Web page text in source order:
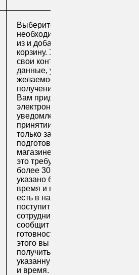
Выберите
необходимые товары
из и добавьте их в
корзину. Заполните
свои контактные
данные, укажите
желаемое время
получения заказа.
Вам придет по
электронной почте
уведомление о
принятии заказа. Как
только заказ
подготовят в
магазине (обычно на
это требуется не
более 30 минут, если
указано ближайшее
время и весь товар
есть в наличии), вам
поступит письмо от
сотрудника, который
сообщит о
готовности. После
этого вы можете
получить свой заказ в
указанную вами дату
и время.